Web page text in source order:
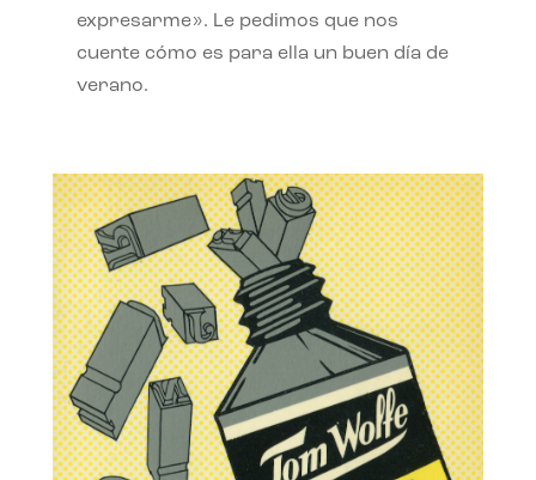
expresarme». Le pedimos que nos
cuente cómo es para ella un buen día de
verano.